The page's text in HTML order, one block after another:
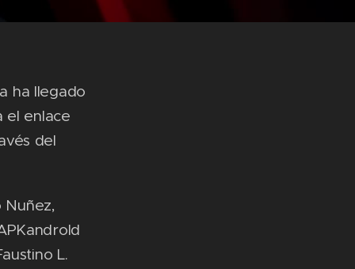
ha llegado
el enlace
del
Nuñez,
L.